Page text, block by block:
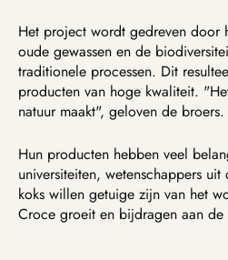
Het project wordt gedreven door
oude gewassen en de
traditionele processen. Dit
producten van hoge kwaliteit.
natuur maakt", geloven de broers.
Hun producten hebben veel
universiteiten, wetenschappers
koks willen getuige zijn van het
Croce groeit en bijdragen aan